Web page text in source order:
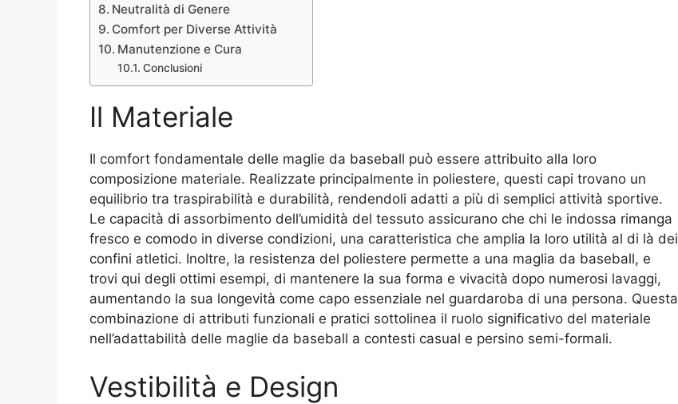
Neutralità di Genere
Comfort per Diverse Attività
Manutenzione e Cura
Conclusioni
Il Materiale
Il comfort fondamentale delle maglie da baseball può essere attribuito alla loro
composizione materiale. Realizzate principalmente in poliestere, questi capi trovano un
equilibrio tra traspirabilità e durabilità, rendendoli adatti a più di semplici attività sportive.
Le capacità di assorbimento dell’umidità del tessuto assicurano che chi le indossa rimanga
fresco e comodo in diverse condizioni, una caratteristica che amplia la loro utilità al di là dei
confini atletici. Inoltre, la resistenza del poliestere permette a una maglia da baseball, e
trovi qui degli ottimi esempi, di mantenere la sua forma e vivacità dopo numerosi lavaggi,
aumentando la sua longevità come capo essenziale nel guardaroba di una persona. Questa
combinazione di attributi funzionali e pratici sottolinea il ruolo significativo del materiale
nell’adattabilità delle maglie da baseball a contesti casual e persino semi-formali.
Vestibilità e Design